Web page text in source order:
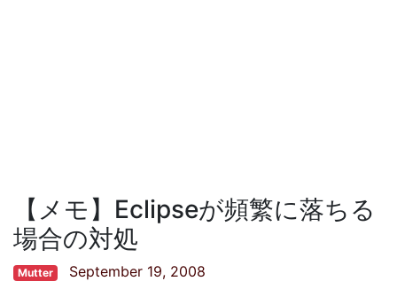
【メモ】Eclipseが頻繁に落ちる
場合の対処
Mutter September 19, 2008